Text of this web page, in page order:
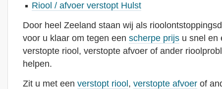
Riool / afvoer verstopt Hulst
Door heel Zeeland staan wij als
voor u klaar om tegen een scherpe prijs u snel en
verstopte riool, verstopte afvoer of ander
helpen.
Zit u met een verstopt riool , verstopte afvoer of